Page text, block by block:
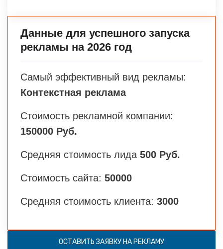
Данные для успешного запуска
рекламы на 2026 год
Самый эффективный вид рекламы:
Контекстная реклама
Стоимость рекламной компании:
150000 Руб.
Средняя стоимость лида 500 Руб.
Стоимость сайта: 50000
Средняя стоимость клиента: 3000
ОСТАВИТЬ ЗАЯВКУ НА РЕКЛАМУ